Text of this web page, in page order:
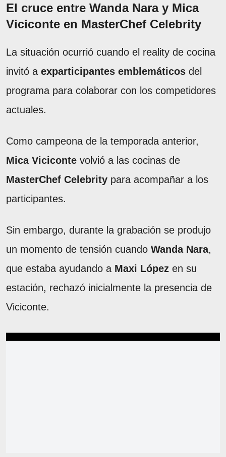
El cruce entre Wanda Nara y Mica
Viciconte en MasterChef Celebrity
La situación ocurrió cuando el reality de cocina
invitó a exparticipantes emblemáticos del
programa para colaborar con los competidores
actuales.
Como campeona de la temporada anterior,
Mica Viciconte volvió a las cocinas de
MasterChef Celebrity para acompañar a los
participantes.
Sin embargo, durante la grabación se produjo
un momento de tensión cuando Wanda Nara,
que estaba ayudando a Maxi López en su
estación, rechazó inicialmente la presencia de
Viciconte.